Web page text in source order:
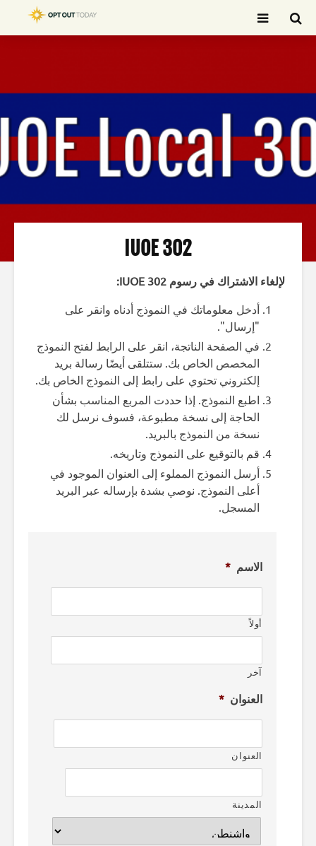
IUOE 302
لإلغاء الاشتراك في رسوم IUOE 302:
أدخل معلوماتك في النموذج أدناه وانقر على
"إرسال".
في الصفحة الناتجة، انقر على الرابط لفتح النموذج
المخصص الخاص بك. ستتلقى أيضًا رسالة بريد
إلكتروني تحتوي على رابط إلى النموذج الخاص بك.
اطبع النموذج. إذا حددت المربع المناسب بشأن
الحاجة إلى نسخة مطبوعة، فسوف نرسل لك
نسخة من النموذج بالبريد.
قم بالتوقيع على النموذج وتاريخه.
أرسل النموذج المملوء إلى العنوان الموجود في
أعلى النموذج. نوصي بشدة بإرساله عبر البريد
المسجل.
الاسم *
أولاً
آخر
العنوان *
العنوان
المدينة